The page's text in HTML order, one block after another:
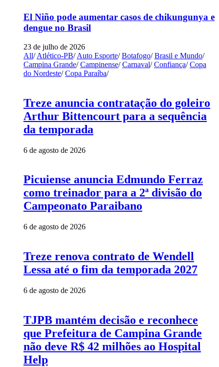
El Niño pode aumentar casos de chikungunya e
dengue no Brasil
23 de julho de 2026
All/ Atlético-PB/ Auto Esporte/ Botafogo/ Brasil e Mundo/
Campina Grande/ Campinense/ Carnaval/ Confiança/ Copa
do Nordeste/ Copa Paraíba/
Treze anuncia contratação do goleiro
Arthur Bittencourt para a sequência
da temporada
6 de agosto de 2026
Picuiense anuncia Edmundo Ferraz
como treinador para a 2ª divisão do
Campeonato Paraibano
6 de agosto de 2026
Treze renova contrato de Wendell
Lessa até o fim da temporada 2027
6 de agosto de 2026
TJPB mantém decisão e reconhece
que Prefeitura de Campina Grande
não deve R$ 42 milhões ao Hospital
Help